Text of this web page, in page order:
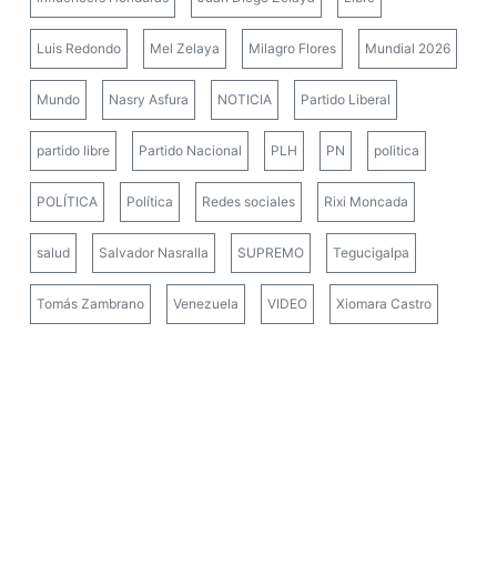
Luis Redondo Mel Zelaya Milagro Flores Mundial 2026
Mundo Nasry Asfura NOTICIA Partido Liberal
partido libre Partido Nacional PLH PN politica
POLÍTICA Política Redes sociales Rixi Moncada
salud Salvador Nasralla SUPREMO Tegucigalpa
Tomás Zambrano Venezuela VIDEO Xiomara Castro